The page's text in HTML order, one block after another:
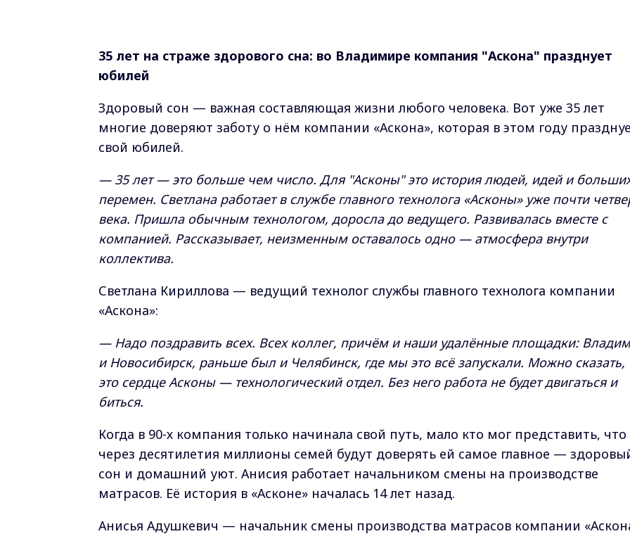
35 лет на страже здорового сна: во Владимире компания "Аскона" празднует
юбилей
Здоровый сон — важная составляющая жизни любого человека. Вот уже 35 лет
многие доверяют заботу о нём компании «Аскона», которая в этом году
свой юбилей.
— 35 лет — это больше чем число. Для "Асконы" это история людей, идей и
перемен. Светлана работает в службе главного технолога «Асконы» уже почти
века. Пришла обычным технологом, доросла до ведущего. Развивалась вместе с
компанией. Рассказывает, неизменным оставалось одно — атмосфера внутри
коллектива.
Светлана Кириллова — ведущий технолог службы главного технолога компании
«Аскона»:
— Надо поздравить всех. Всех коллег, причём и наши удалённые площадки:
и Новосибирск, раньше был и Челябинск, где мы это всё запускали. Можно сказать,
это сердце Асконы — технологический отдел. Без него работа не будет двигаться и
биться.
Когда в 90-х компания только начинала свой путь, мало кто мог представить, что
через десятилетия миллионы семей будут доверять ей самое главное —
сон и домашний уют. Анисия работает начальником смены на производстве
матрасов. Её история в «Асконе» началась 14 лет назад.
Анисья Адушкевич — начальник смены производства матрасов компании